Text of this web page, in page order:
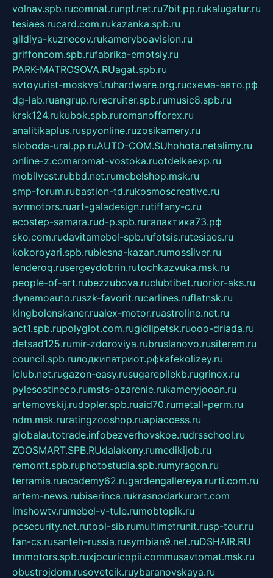
volnav.spb.rucomnat.runpf.net.ru7bit.pp.rukalugatur.ru
tesiaes.rucard.com.rukazanka.spb.ru
gildiya-kuznecov.rukameryboavision.ru
griffoncom.spb.rufabrika-emotsiy.ru
PARK-MATROSOVA.RUagat.spb.ru
avtoyurist-moskva1.ruhardware.org.ruсхема-авто.рф
dg-lab.ruangrup.rurecruiter.spb.rumusic8.spb.ru
krsk124.rukubok.spb.ruromanofforex.ru
analitikaplus.ruspyonline.ruzosikamery.ru
sloboda-ural.pp.ruAUTO-COM.SUhohota.netalimy.ru
online-z.comaromat-vostoka.ruotdelkaexp.ru
mobilvest.rubbd.net.rumebelshop.msk.ru
smp-forum.rubastion-td.rukosmoscreative.ru
avrmotors.ruart-galadesign.rutiffany-c.ru
ecostep-samara.rud-p.spb.ruгалактика73.рф
sko.com.rudavitamebel-spb.rufotsis.rutesiaes.ru
kokoroyari.spb.rublesna-kazan.rumossilver.ru
lenderoq.rusergeydobrin.rutochkazvuka.msk.ru
people-of-art.rubezzubova.ruclubtibet.ruorior-aks.ru
dynamoauto.ruszk-favorit.rucarlines.ruflatnsk.ru
kingbolenskaner.rualex-motor.ruastroline.net.ru
act1.spb.rupolyglot.com.rugidlipetsk.ruooo-driada.ru
detsad125.rumir-zdoroviya.rubruslanovo.rusiterem.ru
council.spb.ruлодкипатриот.рфkafekolizey.ru
iclub.net.rugazon-easy.rusugarepilekb.rugrinox.ru
pylesostineco.rumsts-ozarenie.rukameryjooan.ru
artemovskij.rudopler.spb.ruaid70.rumetall-perm.ru
ndm.msk.ruratingzooshop.ruapiaccess.ru
globalautotrade.infobezverhovskoe.rudrsschool.ru
ZOOSMART.SPB.RUdalakony.rumedikijob.ru
remontt.spb.ruphotostudia.spb.rumyragon.ru
terramia.ruacademy62.rugardengallereya.rurti.com.ru
artem-news.rubiserinca.rukrasnodarkurort.com
imshowtv.rumebel-v-tule.rumobtopik.ru
pcsecurity.net.rutool-sib.rumultimetrunit.rusp-tour.ru
fan-cs.rusanteh-russia.rusymbian9.net.ruDSHAIR.RU
tmmotors.spb.ruxjocuricopii.commusavtomat.msk.ru
obustrojdom.rusovetcik.ruybaranovskaya.ru